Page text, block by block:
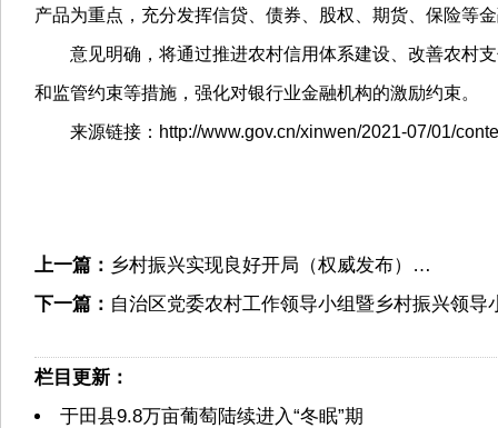
产品为重点，充分发挥信贷、债券、股权、期货、保险等
意见明确，将通过推进农村信用体系建设、改善农村
和监管约束等措施，强化对银行业金融机构的激励约束。
来源链接：http://www.gov.cn/xinwen/2021-07/01/
上一篇： 乡村振兴实现良好开局（权威发布）…
下一篇： 自治区党委农村工作领导小组暨乡村振兴领
栏目更新：
于田县9.8万亩葡萄陆续进入“冬眠”期